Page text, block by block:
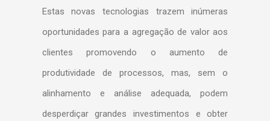
Estas novas tecnologias trazem inúmeras
oportunidades para a agregação de valor aos
clientes promovendo o aumento de
produtividade de processos, mas, sem o
alinhamento e análise adequada, podem
desperdiçar grandes investimentos e obter